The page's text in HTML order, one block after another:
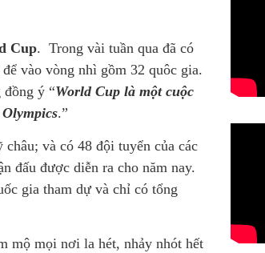
Cup. Trong vài tuần qua đã có
vào vòng nhì gồm 32 quôc gia.
đồng ý “World Cup là một cuộc
.”
và có 48 đội tuyển của các
đấu được diễn ra cho năm nay.
gia tham dự và chỉ có tổng
mộ mọi nơi la hét, nhảy nhót hết